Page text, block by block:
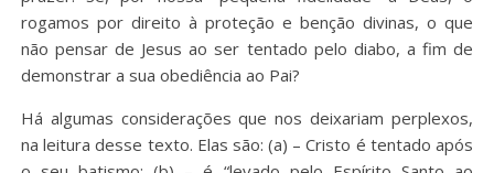
rogamos por direito à proteção e benção divinas, o que
não pensar de Jesus ao ser tentado pelo diabo, a fim de
demonstrar a sua obediência ao Pai?
Há algumas considerações que nos deixariam perplexos,
na leitura desse texto. Elas são: (a) – Cristo é tentado após